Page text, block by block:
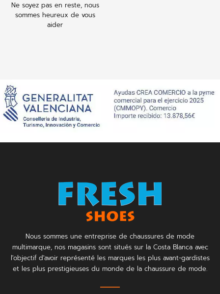
Ne soyez pas en reste, nous
sommes heureux de vous
aider
Nous sommes une entreprise de chaussures de mode
multimarque, nos magasins sont situés sur la Costa Blanca avec
l'objectif d'avoir représenté les marques les plus avant-gardistes
et les plus prestigieuses du monde de la chaussure de mode.